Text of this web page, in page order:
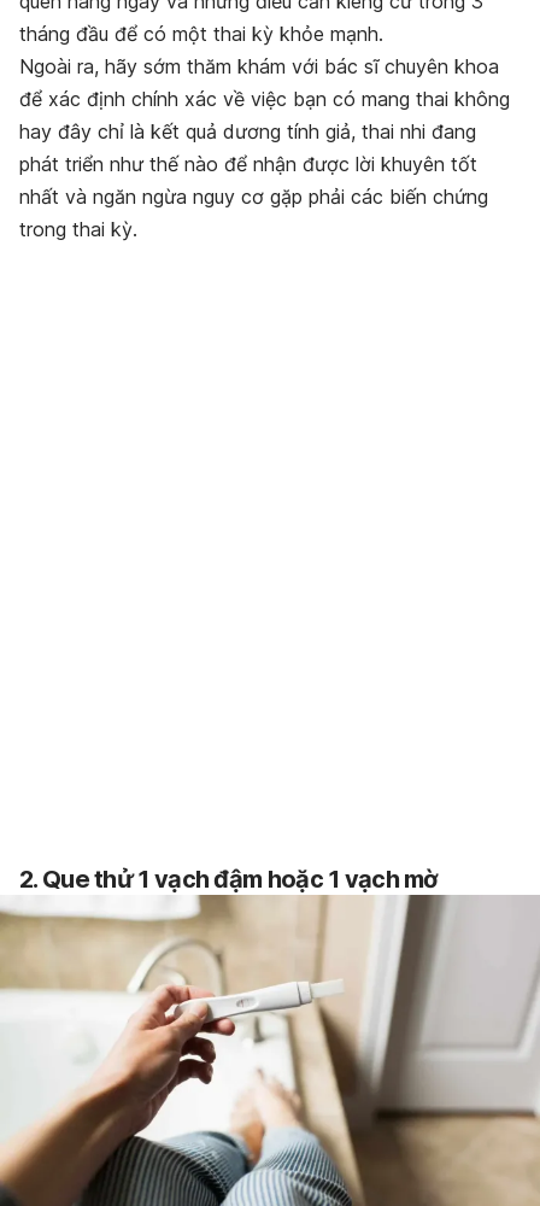
tháng đầu để có một thai kỳ khỏe mạnh.
Ngoài ra, hãy sớm thăm khám với bác sĩ chuyên khoa
để xác định chính xác về việc bạn có mang thai không
hay đây chỉ là kết quả dương tính giả, thai nhi đang
phát triển như thế nào để nhận được lời khuyên tốt
nhất và ngăn ngừa nguy cơ gặp phải các biến chứng
trong thai kỳ.
2. Que thử 1 vạch đậm hoặc 1 vạch mờ